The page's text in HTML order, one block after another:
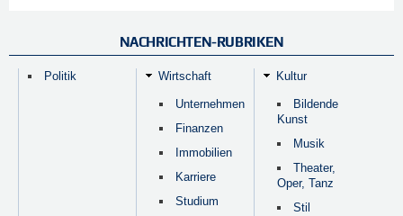
NACHRICHTEN-RUBRIKEN
Politik Wirtschaft
Unternehmen
Finanzen
Immobilien
Karriere
Studium
Kultur
Bildende
Kunst
Musik
Theater,
Oper, Tanz
Stil